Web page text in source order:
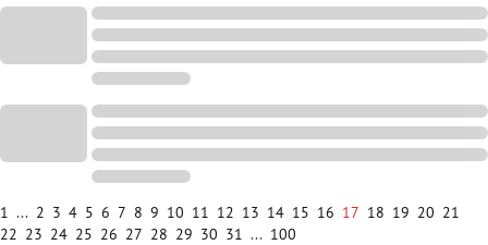
1 ... 2 3 4 5 6 7 8 9 10 11 12 13 14 15 16 17 18 19 20 21
22 23 24 25 26 27 28 29 30 31 ... 100